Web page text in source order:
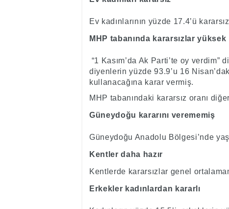
Ev kadınlarının yüzde 17.4’ü
MHP tabanında kararsızlar yüksek
“1 Kasım’da Ak Parti’te oy verdim”
diyenlerin yüzde 93.9’u 16
kullanacağına karar vermiş.
MHP tabanındaki kararsız oranı
Güneydoğu kararını verememiş
Güneydoğu Anadolu Bölgesi’nde
Kentler daha hazır
Kentlerde kararsızlar genel
Erkekler kadınlardan kararlı